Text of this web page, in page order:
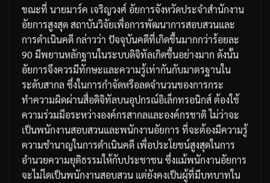
ขณะที่ นายมาร์ค เจริญวงศ์ อัยการจังหวัดประจำสำนักงาน
อัยการสูงสุดสถาบันวิจัยเพื่อการพัฒนาการสอบสวนและ
การดำเนินคดีกล่าวว่า ปัจจุบันคดีที่เกิดขึ้นมากกว่าร้อยละ
90มีพยานหลักฐานในระบบดิจิทัลเกิดขึ้นอย่างมาก ดังนั้น
อัยการจึงควรมีทักษะและความรู้เท่ากันกับมาตรฐานใน
ระดับสากล ซึ่งในการกำจัดหรือลดจำนวนของการกระ
ทำความผิดผ่านสื่อดิจิทัลบนอุปกรณ์อิเล็กทรอนิกส์ต้องใช้
ความร่วมมือระหว่างองค์กรสากลและองค์กรชาติ ไม่ว่าจะ
เป็นพนักงานสอบสวนและพนักงานอัยการ ที่จะต้องมีความรู้
ความชำนาญในการดำเนินคดี เพื่อประโยชน์สูงสุดในการ
อำนวยความยุติธรรมให้กับประชาชนซึ่งแม้พนักงานอัยการ
จะไม่ไดเป็นพนักงานสอบสวน แต่ยังคงเป็นผู้ที่มีบทบาทใน